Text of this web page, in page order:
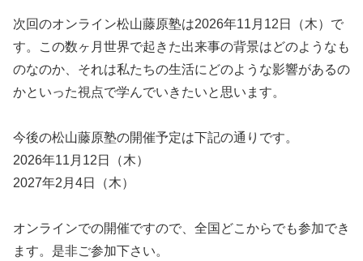
次回のオンライン松山藤原塾は2026年11月12日（木）で
す。この数ヶ月世界で起きた出来事の背景はどのようなも
のなのか、それは私たちの生活にどのような影響があるの
かといった視点で学んでいきたいと思います。
今後の松山藤原塾の開催予定は下記の通りです。
2026年11月12日（木）
2027年2月4日（木）
オンラインでの開催ですので、全国どこからでも参加でき
ます。是非ご参加下さい。